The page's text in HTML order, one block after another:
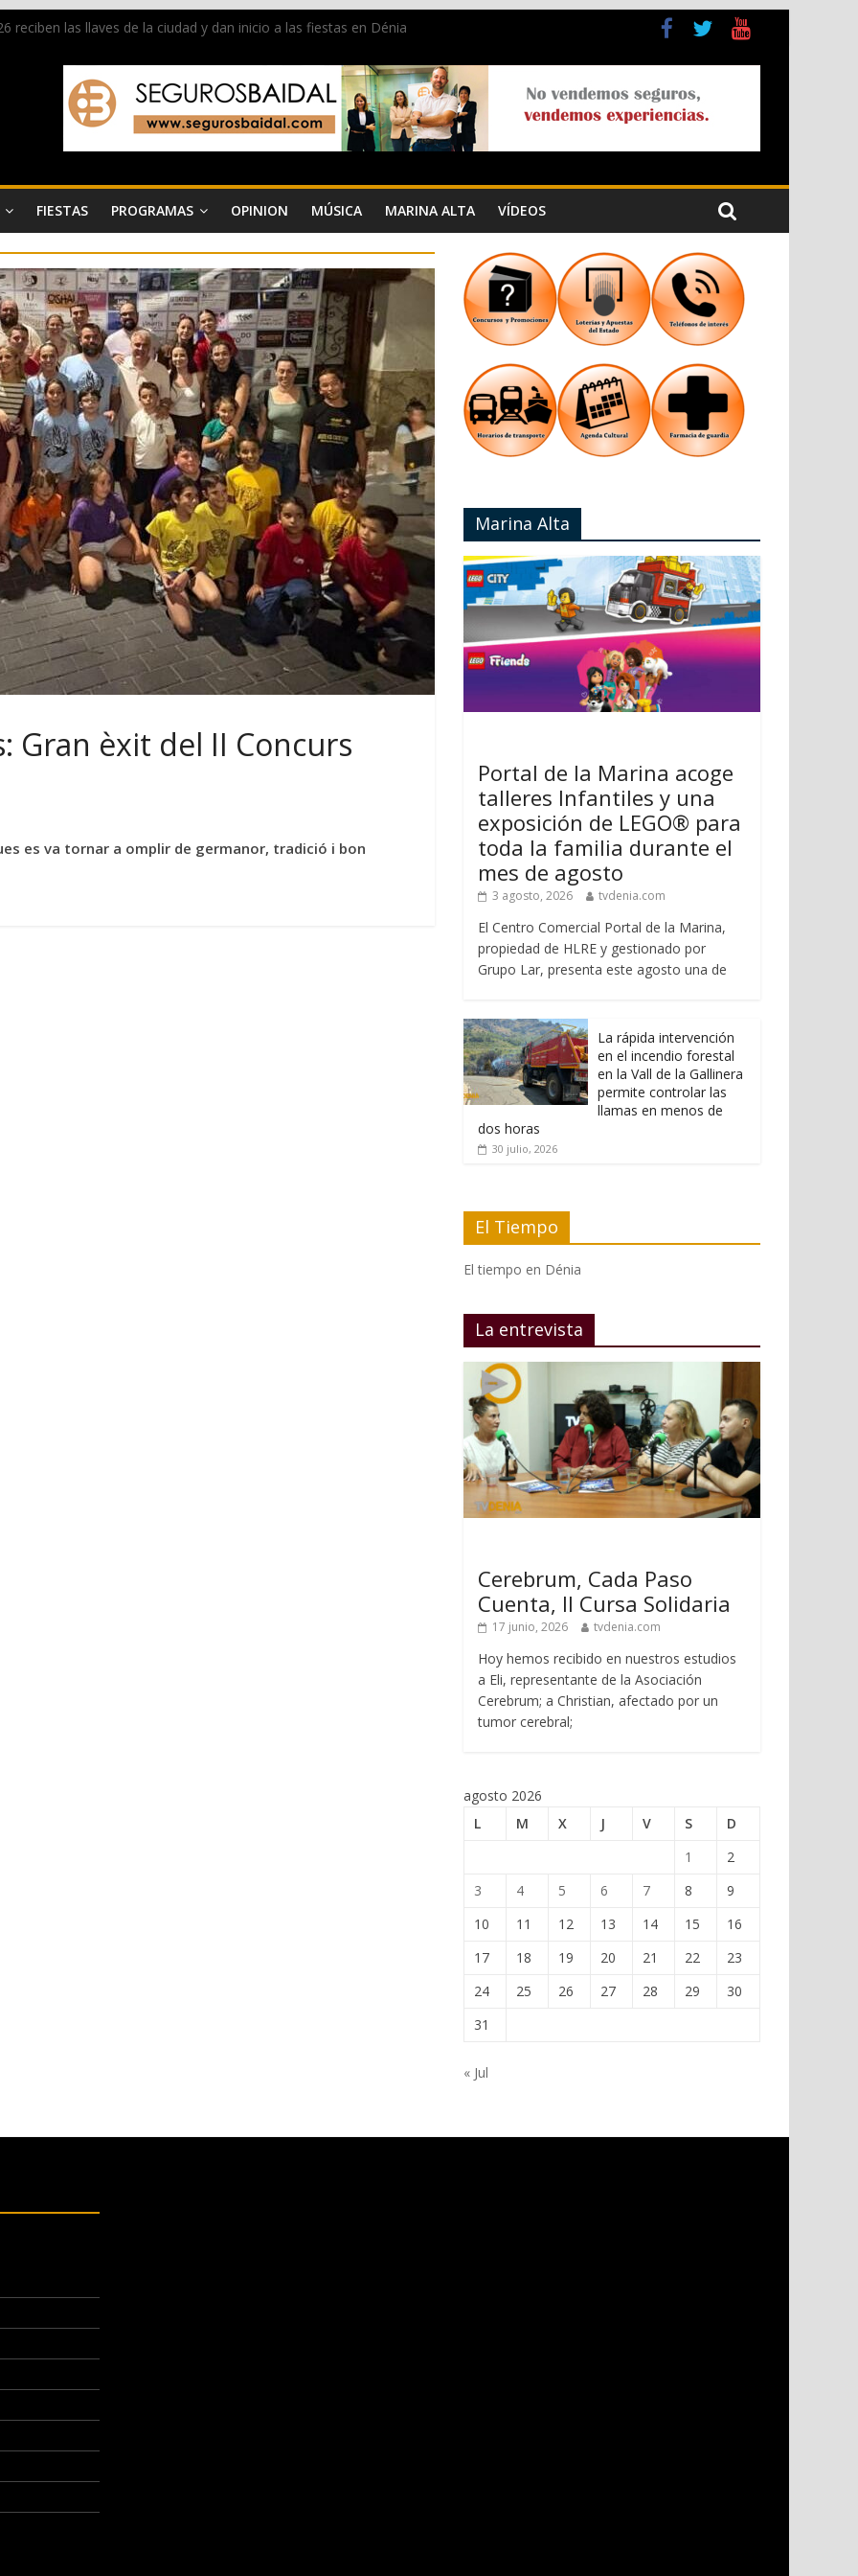
reciben las llaves de la ciudad y dan inicio a las fiestas en Dénia
de Dénia más de 50.000 imágenes de la memoria visual de la ciudad
ambiente la calle Marqués de Campo con la recepción a la Capitanía Cristiana
reunirá durante agosto a figuras nacionales e internacionales en los Jardins de Torrecremada
FIESTAS PROGRAMAS OPINION MÚSICA MARINA ALTA VÍDEOS
Gran èxit del II Concurs
es va tornar a omplir de germanor, tradició i bon
Marina Alta
Portal de la Marina acoge
talleres Infantiles y una
exposición de LEGO® para
toda la familia durante el
mes de agosto
3 agosto, 2026 tvdenia.com
El Centro Comercial Portal de la Marina,
propiedad de HLRE y gestionado por
Grupo Lar, presenta este agosto una de
La rápida intervención
en el incendio forestal
en la Vall de la Gallinera
permite controlar las
llamas en menos de
dos horas
30 julio, 2026
El Tiempo
El tiempo en Dénia
La entrevista
Cerebrum, Cada Paso
Cuenta, II Cursa Solidaria
17 junio, 2026 tvdenia.com
Hoy hemos recibido en nuestros estudios
a Eli, representante de la Asociación
Cerebrum; a Christian, afectado por un
tumor cerebral;
agosto 2026
L
M X J V S
D
1
2
3
4 5 6 7 8
9
10
11 12 13 14 15
16
17
18 19 20 21 22
23
24
25 26 27 28 29
30
31
« Jul